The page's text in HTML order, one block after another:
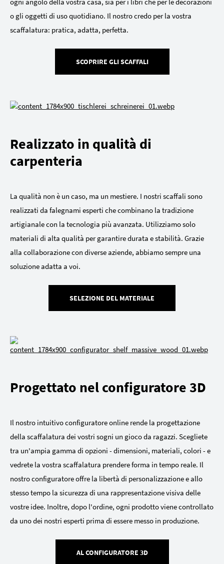
ogni angolo della vostra casa, sia per i libri che per le decorazioni
o gli oggetti di uso quotidiano. Il nostro credo per la vostra
scaffalatura: pratica, adatta, perfetta.
SCOPRIRE GLI SCAFFALI
Realizzato in qualità di
carpenteria
La qualità non è un caso, ma un mestiere. I nostri scaffali sono
realizzati da falegnami esperti che combinano la tradizione
artigianale con la tecnologia più avanzata. Utilizziamo solo
materiali di alta qualità per garantire durata e stabilità. Grazie
alla collaborazione con diverse aziende, abbiamo sempre una
soluzione adatta a voi.
SELEZIONE DEL MATERIALE
Progettato nel configuratore 3D
Il nostro intuitivo configuratore online rende la progettazione
della scaffalatura dei vostri sogni un gioco da ragazzi. Scegliete
tra un'ampia gamma di opzioni - dimensioni, materiali, colori - e
vedrete la vostra scaffalatura prendere forma in tempo reale. Il
nostro configuratore offre la libertà di personalizzazione e allo
stesso tempo la sicurezza di una rappresentazione visiva delle
vostre idee. Inoltre, dopo l'ordine, ogni prodotto viene controllato
da uno dei nostri esperti prima di essere messo in produzione.
AL CONFIGURATORE 3D